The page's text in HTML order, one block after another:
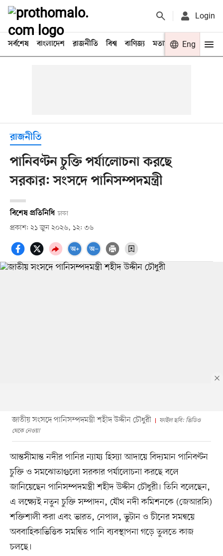
Login
সর্বশেষ বাংলাদেশ রাজনীতি বিশ্ব বাণিজ্য মতামত খেলা
Eng
রাজনীতি
পানিবণ্টন চুক্তি পর্যালোচনা করছে
সরকার: সংসদে পানিসম্পদমন্ত্রী
বিশেষ প্রতিনিধি ঢাকা
প্রকাশ: ২১ জুন ২০২৬, ১২: ৩৬
জাতীয় সংসদে পানিসম্পদমন্ত্রী শহীদ উদ্দীন চৌধুরী
ফাইল ছবি: ভিডিও
থেকে নেওয়া
আন্তসীমান্ত নদীর পানির ন্যায্য হিস্যা আদায়ে বিদ্যমান পানিবণ্টন
চুক্তি ও সমঝোতাগুলো সরকার পর্যালোচনা করছে বলে
জানিয়েছেন পানিসম্পদমন্ত্রী শহীদ উদ্দীন চৌধুরী। তিনি বলেছেন,
এ লক্ষ্যেই নতুন চুক্তি সম্পাদন, যৌথ নদী কমিশনকে (জেআরসি)
শক্তিশালী করা এবং ভারত, নেপাল, ভুটান ও চীনের সমন্বয়ে
অববাহিকাভিত্তিক সমন্বিত পানি ব্যবস্থাপনা গড়ে তুলতে কাজ
চলছে।